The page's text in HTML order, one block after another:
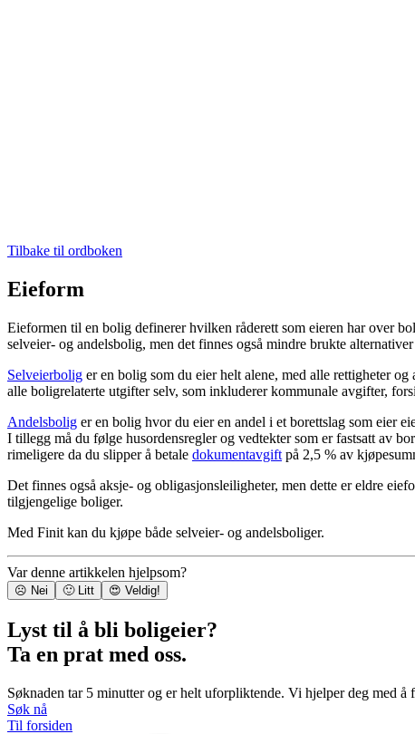
Tilbake til ordboken
Eieform
Eieformen til en bolig definerer hvilken råderett som eieren har over
selveier- og andelsbolig, men det finnes også mindre brukte
Selveierbolig er en bolig som du eier helt alene, med alle rettigheter
alle boligrelaterte utgifter selv, som inkluderer kommunale avgifter,
Andelsbolig er en bolig hvor du eier en andel i et borettslag som eier
I tillegg må du følge husordensregler og vedtekter som er fastsatt av
rimeligere da du slipper å betale dokumentavgift på 2,5 % av
Det finnes også aksje- og obligasjonsleiligheter, men dette er eldre
tilgjengelige boliger.
Med Finit kan du kjøpe både selveier- og andelsboliger.
Var denne artikkelen hjelpsom?
☹️ Nei 🙂 Litt 😍 Veldig!
Lyst til å bli boligeier?
Ta en prat med oss.
Søknaden tar 5 minutter og er helt uforpliktende. Vi hjelper deg med å
Søk nå
Til forsiden